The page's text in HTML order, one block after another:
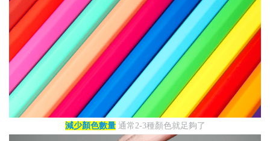
減少顏色數量通常2-3種顏色就足夠了